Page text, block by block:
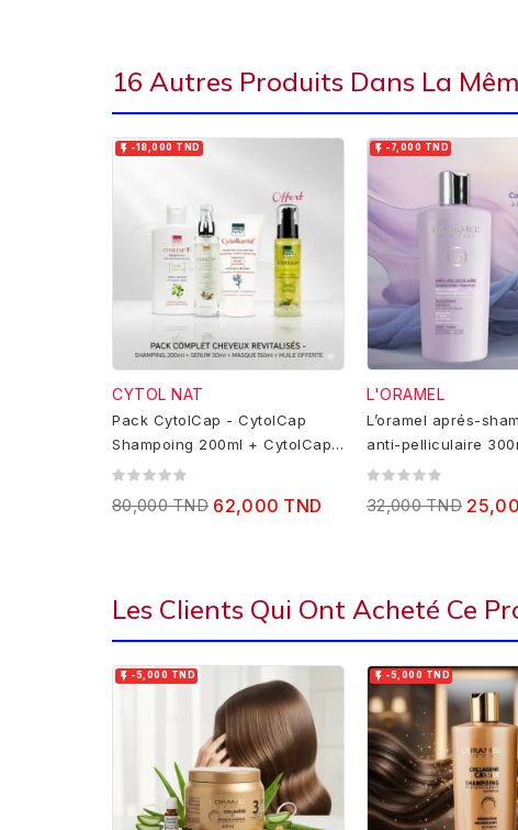
16 Autres Produits Dans La
 -18,000 TND
CYTOL NAT
Pack CytolCap - CytolCap
Shampoing 200ml + CytolCap
Serum 50ml+ CytolKarite...
80,000 TND 62,000 TND
 -7,000 TND
L'ORAMEL
L’oramel aprés-
anti-pelliculaire
32,000 TND
Les Clients Qui Ont Acheté Ce
 -5,000 TND  -5,000 TND